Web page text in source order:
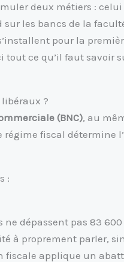
deux métiers :
sur les bancs de la
pour la
tout ce qu’il faut savoir
?
(BNC), au
régime fiscal détermine
:
dépassent pas 83
à proprement parler,
fiscale applique un